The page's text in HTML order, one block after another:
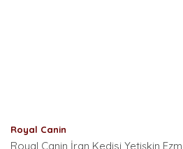
Royal Canin
Royal Canin İran Kedisi Yetişkin